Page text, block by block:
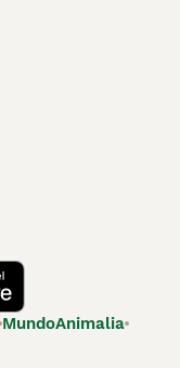
MundoAnimalia